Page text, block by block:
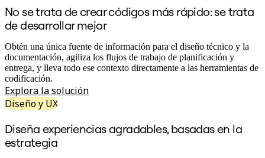
Historias de clientes
Academia
Webinarios
Comunidad y soporte
Centro de Ayuda
Eventos
Blog
Socios y servicios
Socios de soluciones
Precios
No se trata de crear códigos más rápido: se trata
de desarrollar mejor
Obtén una única fuente de información para el diseño técnico y la
documentación, agiliza los flujos de trabajo de planificación y
entrega, y lleva todo ese contexto directamente a las herramientas de
codificación.
Explora la solución
Diseño y UX
Diseña experiencias agradables, basadas en la
estrategia